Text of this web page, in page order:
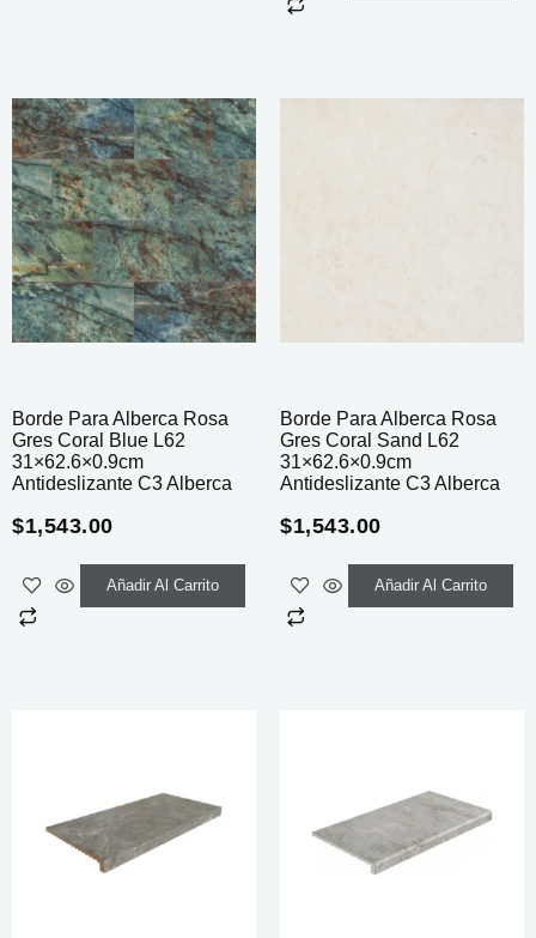
Borde Para Alberca Rosa
Gres Coral Blue L62
31×62.6×0.9cm
Antideslizante C3 Alberca
$1,543.00
Añadir Al Carrito
Borde Para Alberca Rosa
Gres Coral Sand L62
31×62.6×0.9cm
Antideslizante C3 Alberca
$1,543.00
Añadir Al Carrito